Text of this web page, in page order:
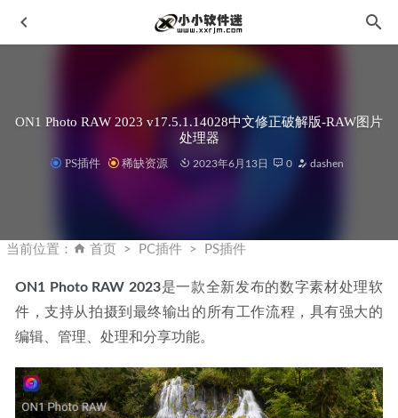
ON1 Photo RAW 2023 v17.5.1.14028中文修正破解版-RAW图片
处理器
PS插件 稀缺资源 2023年6月13日 0 dashen
当前位置： 首页 PC插件 PS插件
ON1 Photo RAW 2023是一款全新发布的数字素材处理软
件，支持从拍摄到最终输出的所有工作流程，具有强大的
编辑、管理、处理和分享功能。
2022-08-11
25
Revo Uninstaller v5.2.2 中文破解版 2023-12-06
Photoshop2022茶末余香增强版v23.4.2.603-内置100多款滤镜
浩辰BIM 2025 中文激活版+和谐补丁 2026-04-05